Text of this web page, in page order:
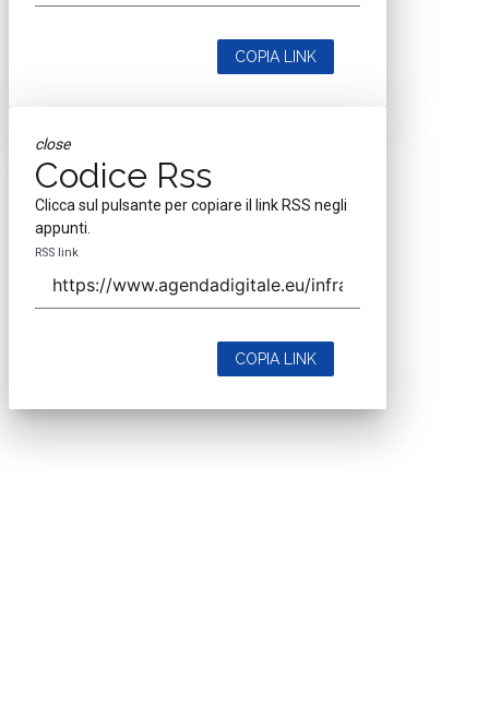
COPIA LINK
close
Codice Rss
Clicca sul pulsante per copiare il link RSS negli
appunti.
RSS link
COPIA LINK